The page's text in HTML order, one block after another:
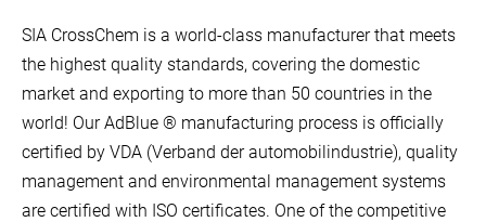
SIA CrossChem is a world-class manufacturer that meets
the highest quality standards, covering the domestic
market and exporting to more than 50 countries in the
world! Our AdBlue ® manufacturing process is officially
certified by VDA (Verband der automobilindustrie), quality
management and environmental management systems
are certified with ISO certificates. One of the competitive